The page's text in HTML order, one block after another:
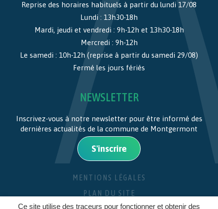
Ce site utilise des traceurs pour fonctionner et obtenir des
Reprise des horaires habituels à partir du lundi 17/08
Lundi : 13h30-18h
Mardi, jeudi et vendredi : 9h-12h et 13h30-18h
Mercredi : 9h-12h
Le samedi : 10h-12h (reprise à partir du samedi 29/08)
Fermé les jours fériés
NEWSLETTER
Inscrivez-vous à notre newsletter pour être informé des
dernières actualités de la commune de Montgermont
S'inscrire
MENTIONS LÉGALES
PLAN DU SITE